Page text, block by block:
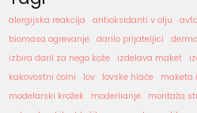
alergijska reakcija antioksidanti v olju
biomasa ogrevanje
darilo prijateljici
izbira daril za nego kože
izdelava maket
kakovostni čolni
lov lovske hlače
maketa
modelarski krožek
moderlianje
montaža